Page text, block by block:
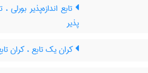
تابع اندازه‌پذیر بورلی
پذیر
کران یک تابع ، کران